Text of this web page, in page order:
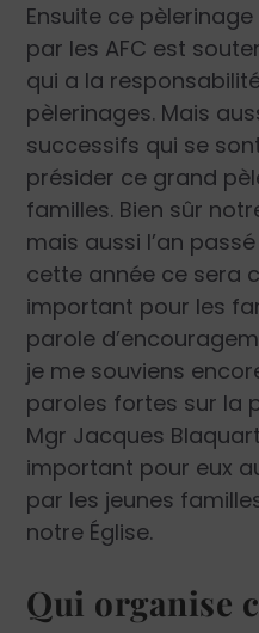
Ensuite ce
par les AFC est
qui a la
pèlerinages. Mais
successifs qui se
présider ce grand
familles. Bien sûr
mais aussi l’an
cette année ce sera
important pour les
parole
je me souviens
paroles fortes sur la
Mgr Jacques
important pour eux
par les jeunes
notre Église.
Qui organise